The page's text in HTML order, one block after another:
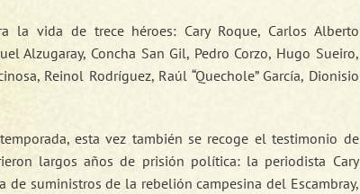
la vida de trece héroes: Cary Roque, Carlos Alberto
Alzugaray, Concha San Gil, Pedro Corzo, Hugo Sueiro,
Reinol Rodríguez, Raúl “Quechole” García, Dionisio
esta vez también se recoge el testimonio de
largos años de prisión política: la periodista Cary
de suministros de la rebelión campesina del Escambray,